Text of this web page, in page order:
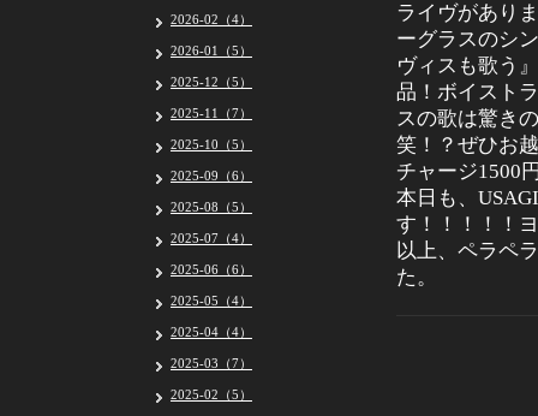
ライヴがあり
ーグラスのシ
ヴィスも歌う
品！ボイスト
スの歌は驚き
笑！？ぜひお
チャージ1500
本日も、
す！！！！！
以上、ペラペ
た。
2026-02（4）
2026-01（5）
2025-12（5）
2025-11（7）
2025-10（5）
2025-09（6）
2025-08（5）
2025-07（4）
2025-06（6）
2025-05（4）
2025-04（4）
2025-03（7）
2025-02（5）